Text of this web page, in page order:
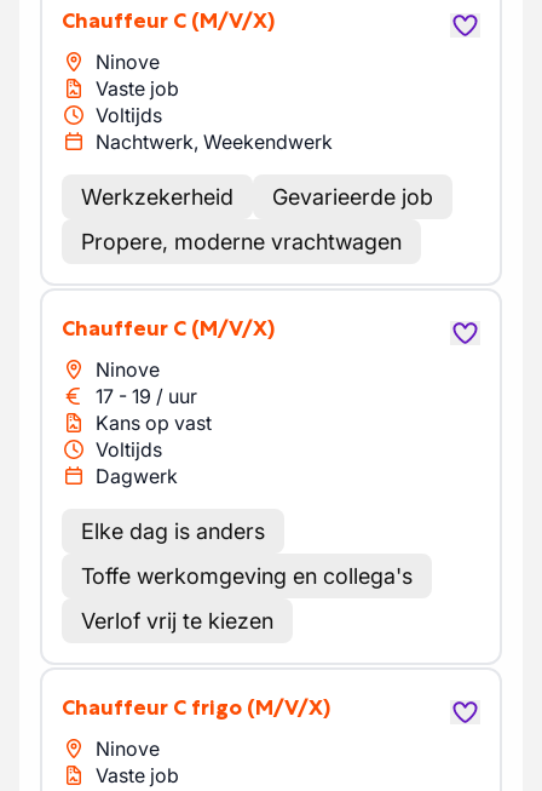
Chauffeur C (M/V/X)
Ninove
Vaste job
Voltijds
Nachtwerk, Weekendwerk
Werkzekerheid
Gevarieerde job
Propere, moderne vrachtwagen
Chauffeur C (M/V/X)
Ninove
17 - 19 / uur
Kans op vast
Voltijds
Dagwerk
Elke dag is anders
Toffe werkomgeving en collega's
Verlof vrij te kiezen
Chauffeur C frigo (M/V/X)
Ninove
Vaste job